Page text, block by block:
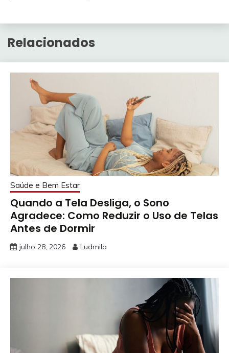
Relacionados
Saúde e Bem Estar
Quando a Tela Desliga, o Sono
Agradece: Como Reduzir o Uso de Telas
Antes de Dormir
julho 28, 2026 Ludmila